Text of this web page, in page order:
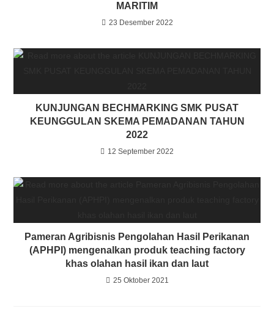
MARITIM
23 Desember 2022
KUNJUNGAN BECHMARKING SMK PUSAT
KEUNGGULAN SKEMA PEMADANAN TAHUN
2022
12 September 2022
Pameran Agribisnis Pengolahan Hasil Perikanan
(APHPI) mengenalkan produk teaching factory
khas olahan hasil ikan dan laut
25 Oktober 2021